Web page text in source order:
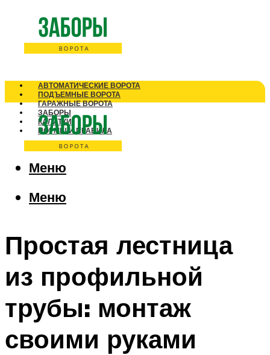
АВТОМАТИЧЕСКИЕ ВОРОТА
ПОДЪЕМНЫЕ ВОРОТА
ГАРАЖНЫЕ ВОРОТА
ЗАБОРЫ
КАЛИТКИ
НОРМЫ И ПРАВИЛА
Меню
Меню
Простая лестница
из профильной
трубы: монтаж
своими руками